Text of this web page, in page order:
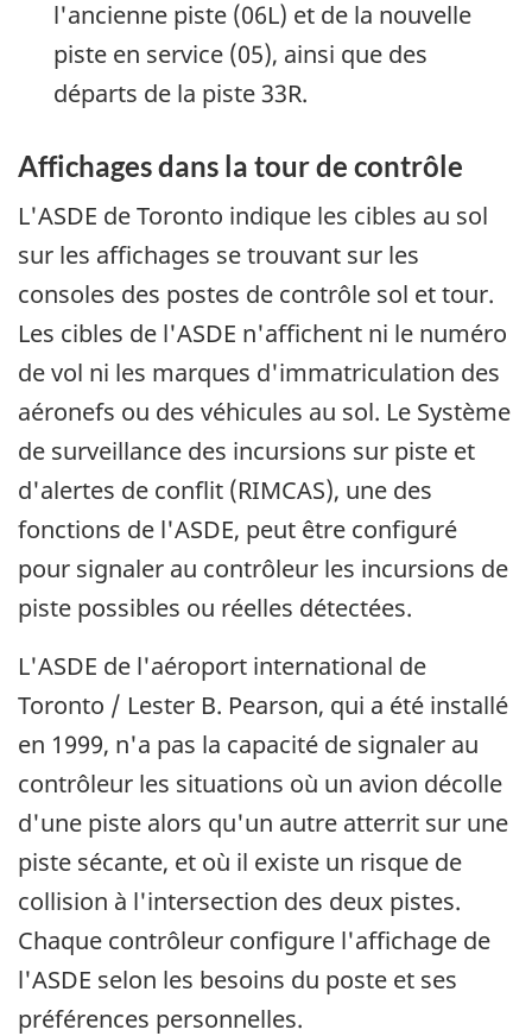
l'ancienne piste (06L) et de la nouvelle
piste en service (05), ainsi que des
départs de la piste 33R.
Affichages dans la tour de contrôle
L'ASDE de Toronto indique les cibles au sol
sur les affichages se trouvant sur les
consoles des postes de contrôle sol et tour.
Les cibles de l'ASDE n'affichent ni le numéro
de vol ni les marques d'immatriculation des
aéronefs ou des véhicules au sol. Le Système
de surveillance des incursions sur piste et
d'alertes de conflit (RIMCAS), une des
fonctions de l'ASDE, peut être configuré
pour signaler au contrôleur les incursions de
piste possibles ou réelles détectées.
L'ASDE de l'aéroport international de
Toronto / Lester B. Pearson, qui a été installé
en 1999, n'a pas la capacité de signaler au
contrôleur les situations où un avion décolle
d'une piste alors qu'un autre atterrit sur une
piste sécante, et où il existe un risque de
collision à l'intersection des deux pistes.
Chaque contrôleur configure l'affichage de
l'ASDE selon les besoins du poste et ses
préférences personnelles.